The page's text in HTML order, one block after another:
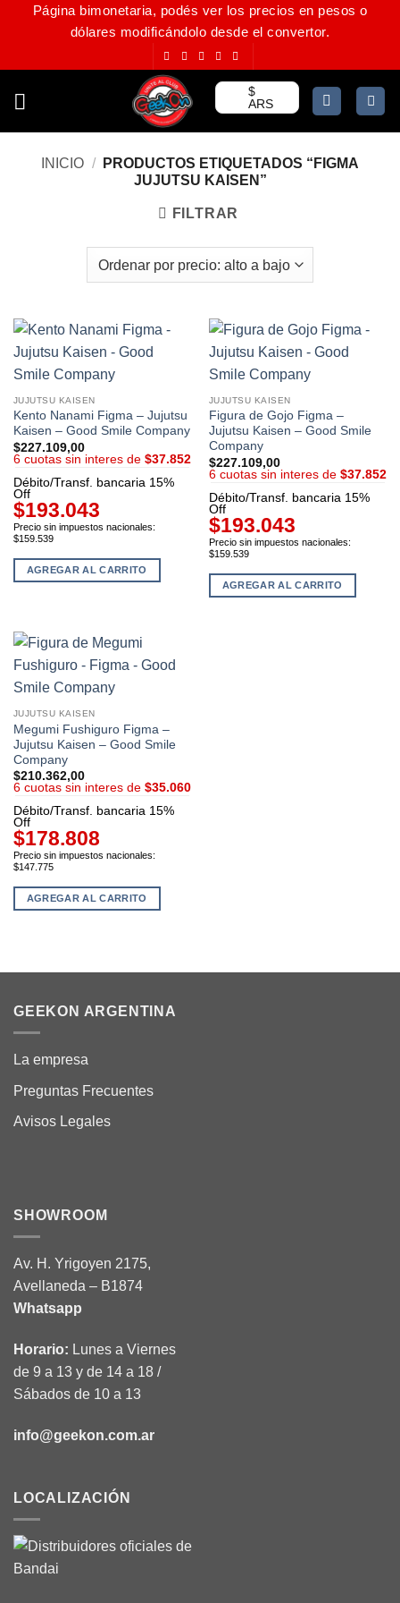
SaltarPágina bimonetaria, podés ver los precios en pesos o
dólares modificándolo desde el convertor.
$
ARS
INICIO /
PRODUCTOS ETIQUETADOS “FIGMA
JUJUTSU KAISEN”
FILTRAR
JUJUTSU KAISEN
Kento Nanami Figma – Jujutsu
Kaisen – Good Smile Company
$227.109,00
6 cuotas sin interes de $37.852
Débito/Transf. bancaria 15%
Off
$193.043
Precio sin impuestos nacionales:
$159.539
AGREGAR AL CARRITO
JUJUTSU KAISEN
Figura de Gojo Figma –
Jujutsu Kaisen – Good Smile
Company
$227.109,00
6 cuotas sin interes de $37.852
Débito/Transf. bancaria 15%
Off
$193.043
Precio sin impuestos nacionales:
$159.539
AGREGAR AL CARRITO
JUJUTSU KAISEN
Megumi Fushiguro Figma –
Jujutsu Kaisen – Good Smile
Company
$210.362,00
6 cuotas sin interes de $35.060
Débito/Transf. bancaria 15%
Off
$178.808
Precio sin impuestos nacionales:
$147.775
AGREGAR AL CARRITO
GEEKON ARGENTINA
La empresa
Preguntas Frecuentes
Avisos Legales
SHOWROOM
Av. H. Yrigoyen 2175,
Avellaneda – B1874
Whatsapp
Horario: Lunes a Viernes
de 9 a 13 y de 14 a 18 /
Sábados de 10 a 13
info@geekon.com.ar
LOCALIZACIÓN